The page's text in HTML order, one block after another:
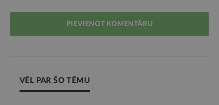
PIEVIENOT KOMENTĀRU
VĒL PAR ŠO TĒMU